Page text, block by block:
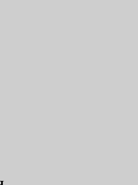
Марком и Элизабет Профететами